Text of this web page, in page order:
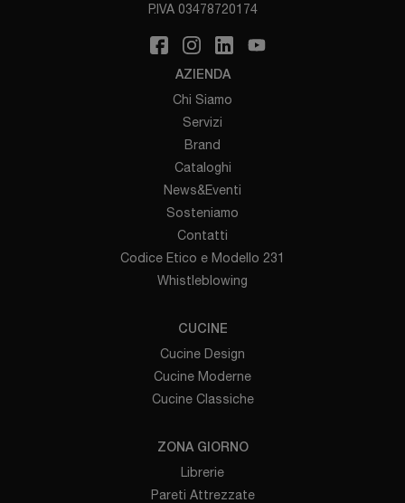
P.IVA 03478720174
AZIENDA
Chi Siamo
Servizi
Brand
Cataloghi
News&Eventi
Sosteniamo
Contatti
Codice Etico e Modello 231
Whistleblowing
CUCINE
Cucine Design
Cucine Moderne
Cucine Classiche
ZONA GIORNO
Librerie
Pareti Attrezzate